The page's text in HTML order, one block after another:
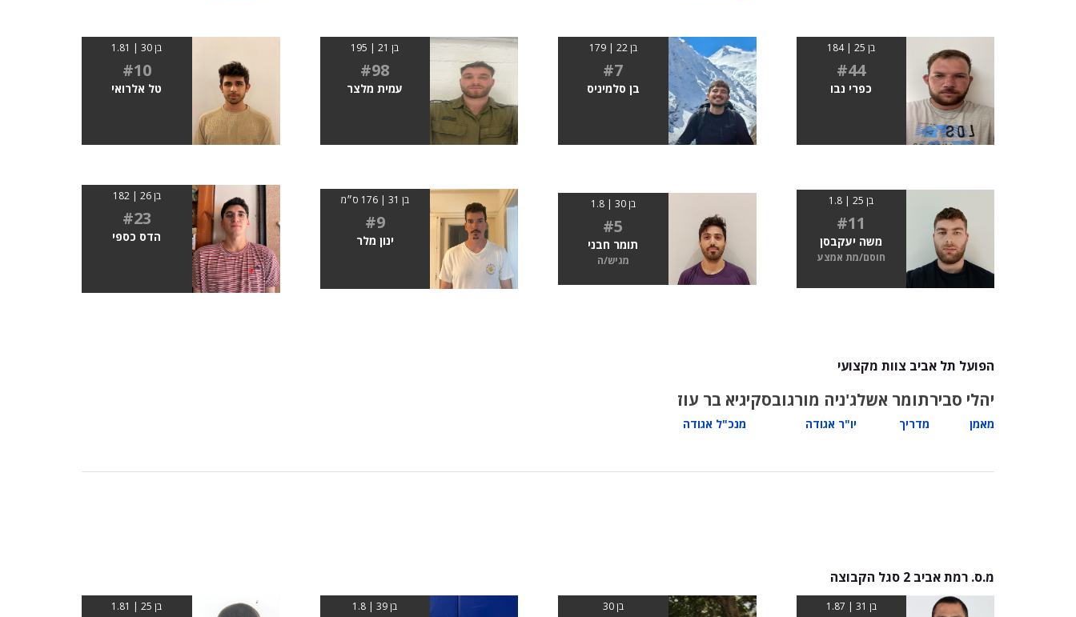
בן 25 | 184
#44
כפרי נבו
בן 22 | 179
#7
בן סלמיניס
בן 21 | 195
#98
עמית מלצר
בן 30 | 1.81
#10
טל אלרואי
בן 25 | 1.8
#11
משה יעקבסן
חוסם/מת אמצע
בן 30 | 1.8
#5
תומר חבני
מגיש/ה
בן 31 | 176 ס״מ
#9
ינון מלר
בן 26 | 182
#23
הדס כספי
הפועל תל אביב צוות מקצועי
יהלי סביר
מאמן
תומר אשל
מדריך
ג'ניה מורגובסקי
יו"ר אגודה
גיא בר עוז
מנכ"ל אגודה
מ.ס. רמת אביב 2 סגל הקבוצה
בן 31 | 1.87 בן 30 בן 39 | 1.8 בן 25 | 1.81